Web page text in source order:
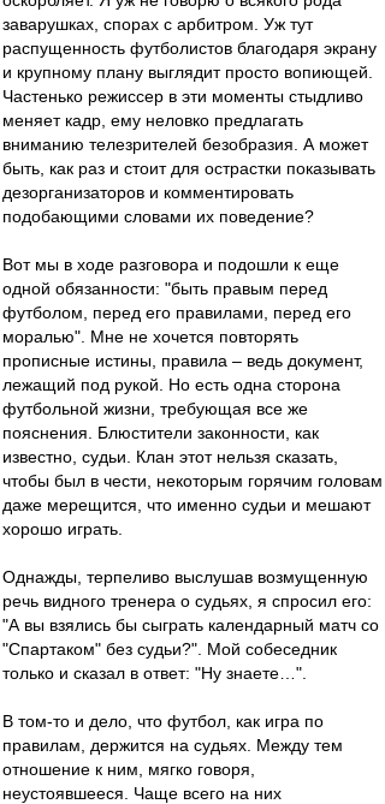
заварушках, спорах с арбитром. Уж тут
распущенность футболистов благодаря экрану
и крупному плану выглядит просто вопиющей.
Частенько режиссер в эти моменты стыдливо
меняет кадр, ему неловко предлагать
вниманию телезрителей безобразия. А может
быть, как раз и стоит для острастки показывать
дезорганизаторов и комментировать
подобающими словами их поведение?
Вот мы в ходе разговора и подошли к еще
одной обязанности: "быть правым перед
футболом, перед его правилами, перед его
моралью". Мне не хочется повторять
прописные истины, правила – ведь документ,
лежащий под рукой. Но есть одна сторона
футбольной жизни, требующая все же
пояснения. Блюстители законности, как
известно, судьи. Клан этот нельзя сказать,
чтобы был в чести, некоторым горячим головам
даже мерещится, что именно судьи и мешают
хорошо играть.
Однажды, терпеливо выслушав возмущенную
речь видного тренера о судьях, я спросил его:
"А вы взялись бы сыграть календарный матч со
"Спартаком" без судьи?". Мой собеседник
только и сказал в ответ: "Ну знаете…".
В том-то и дело, что футбол, как игра по
правилам, держится на судьях. Между тем
отношение к ним, мягко говоря,
неустоявшееся. Чаще всего на них